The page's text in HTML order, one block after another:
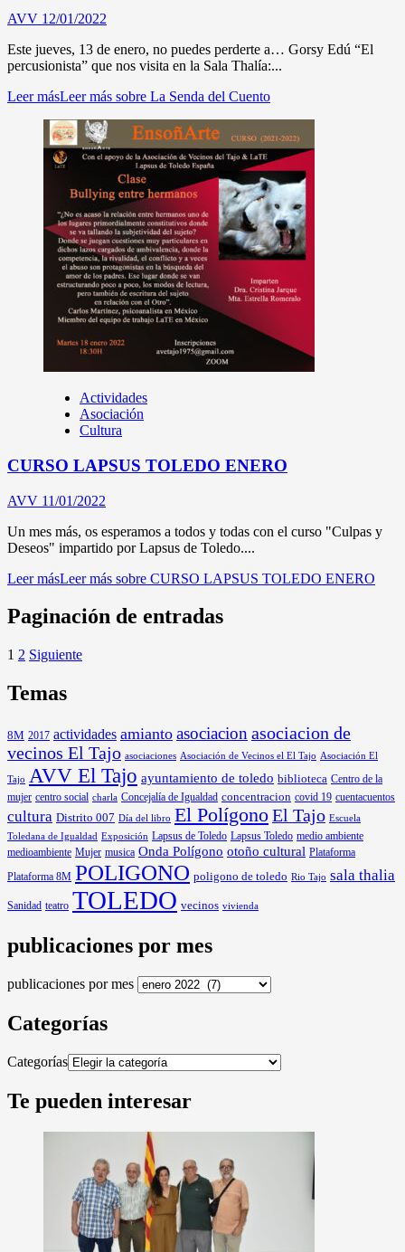
AVV 12/01/2022
Este jueves, 13 de enero, no puedes perderte a… Gorsy Edú “El
percusionista” que nos visita en la Sala Thalía:...
Leer másLeer más sobre La Senda del Cuento
Actividades
Asociación
Cultura
CURSO LAPSUS TOLEDO ENERO
AVV 11/01/2022
Un mes más, os esperamos a todos y todas con el curso "Culpas y
Deseos" impartido por Lapsus de Toledo....
Leer másLeer más sobre CURSO LAPSUS TOLEDO ENERO
Paginación de entradas
1 2 Siguiente
Temas
8M 2017 actividades amianto asociacion asociacion de
vecinos El Tajo asociaciones Asociación de Vecinos el El Tajo Asociación El
Tajo AVV El Tajo ayuntamiento de toledo biblioteca Centro de la
mujer centro social charla Concejalía de Igualdad concentracion covid 19 cuentacuentos
cultura Distrito 007 Día del libro El PolígonoEl Tajo Escuela
Toledana de Igualdad Exposición Lapsus de Toledo Lapsus Toledo medio ambiente
medioambiente Mujer musica Onda Polígono otoño cultural Plataforma
Plataforma 8M POLIGONO poligono de toledo Rio Tajo sala thalia
Sanidad teatro TOLEDO vecinos vivienda
publicaciones por mes
publicaciones por mes
Categorías
Categorías
Te pueden interesar